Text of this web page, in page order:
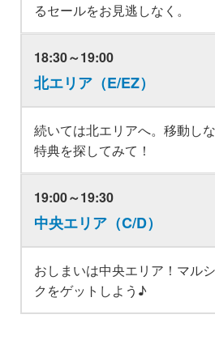
るセールをお見逃しなく。
18:30～19:00
北エリア（E/EZ）
続いては北エリアへ。移動し
特典を探してみて！
19:00～19:30
中央エリア（C/D）
おしまいは中央エリア！マル
クをゲットしよう♪